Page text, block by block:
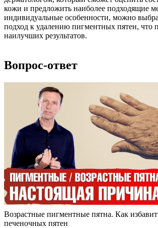
кожи и предложить наиболее подходящие
индивидуальные особенности, можно
подход к удалению пигментных пятен, что
наилучших результатов.
Вопрос-ответ
Возрастные пигментные пятна. Как
печеночных пятен